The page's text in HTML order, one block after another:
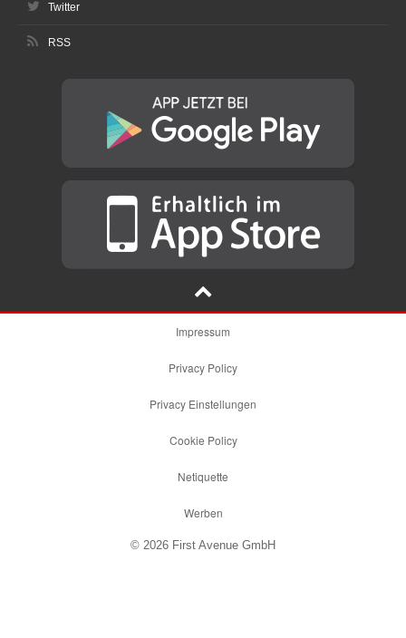
Twitter
RSS
Impressum
Privacy Policy
Privacy Einstellungen
Cookie Policy
Netiquette
Werben
© 2026 First Avenue GmbH